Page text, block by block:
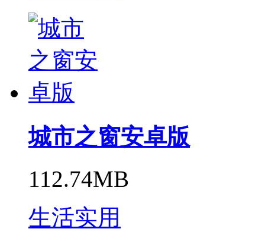
城市之窗安卓版
112.74MB
生活实用